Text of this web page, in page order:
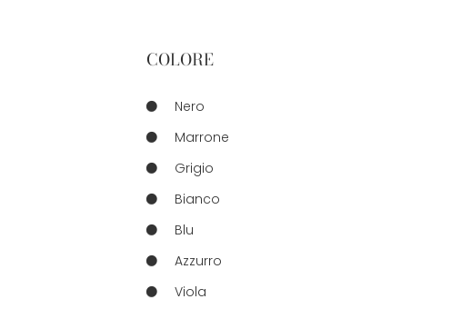
COLORE
Nero
Marrone
Grigio
Bianco
Blu
Azzurro
Viola